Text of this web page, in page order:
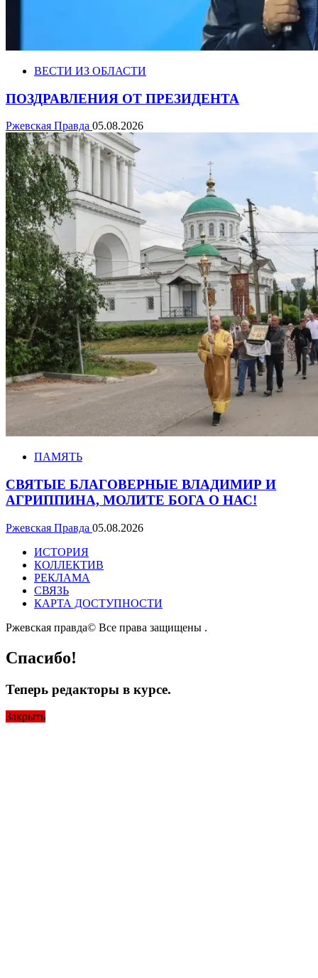
ВЕСТИ ИЗ ОБЛАСТИ
ПОЗДРАВЛЕНИЯ ОТ ПРЕЗИДЕНТА
Ржевская Правда 05.08.2026
ПАМЯТЬ
СВЯТЫЕ БЛАГОВЕРНЫЕ ВЛАДИМИР И
АГРИППИНА, МОЛИТЕ БОГА О НАС!
Ржевская Правда 05.08.2026
ИСТОРИЯ
КОЛЛЕКТИВ
РЕКЛАМА
СВЯЗЬ
КАРТА ДОСТУПНОСТИ
Ржевская правда© Все права защищены .
Спасибо!
Теперь редакторы в курсе.
Закрыть